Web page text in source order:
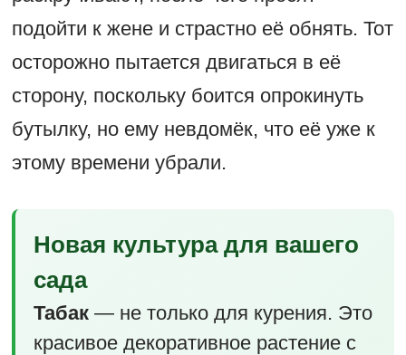
подойти к жене и страстно её обнять. Тот
осторожно пытается двигаться в её
сторону, поскольку боится опрокинуть
бутылку, но ему невдомёк, что её уже к
этому времени убрали.
Новая культура для вашего
сада
Табак— не только для курения. Это
красивое декоративное растение с